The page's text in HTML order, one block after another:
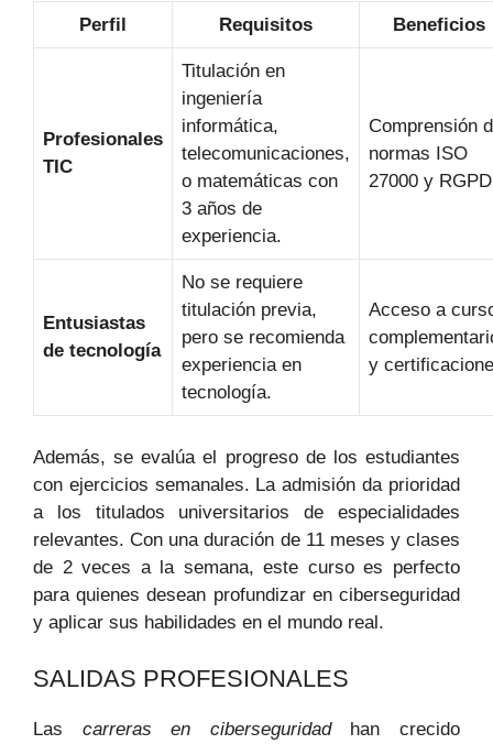
Perfil Requisitos Beneficios
Profesionales
TIC
Titulación en
ingeniería
informática,
telecomunicaciones,
o matemáticas con
3 años de
experiencia.
Comprensión
normas ISO
27000 y
Entusiastas
de tecnología
No se requiere
titulación previa,
pero se recomienda
experiencia en
tecnología.
Acceso a
y
Además, se evalúa el progreso de los estudiantes
con ejercicios semanales. La admisión da prioridad
a los titulados universitarios de especialidades
relevantes. Con una duración de 11 meses y clases
de 2 veces a la semana, este curso es perfecto
para quienes desean profundizar en ciberseguridad
y aplicar sus habilidades en el mundo real.
SALIDAS PROFESIONALES
Las carreras en ciberseguridadhan crecido